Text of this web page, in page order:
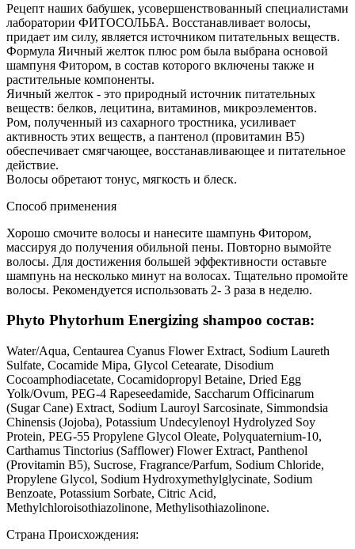
Рецепт наших бабушек, усовершенствованный специалистами
лаборатории ФИТОСОЛЬБА. Восстанавливает волосы,
придает им силу, является источником питательных веществ.
Формула Яичный желток плюс ром была выбрана основой
шампуня Фитором, в состав которого включены также и
растительные компоненты.
Яичный желток - это природный источник питательных
веществ: белков, лецитина, витаминов, микроэлементов.
Ром, полученный из сахарного тростника, усиливает
активность этих веществ, а пантенол (провитамин В5)
обеспечивает смягчающее, восстанавливающее и питательное
действие.
Волосы обретают тонус, мягкость и блеск.
Способ применения
Хорошо смочите волосы и нанесите шампунь Фитором,
массируя до получения обильной пены. Повторно вымойте
волосы. Для достижения большей эффективности оставьте
шампунь на несколько минут на волосах. Тщательно промойте
волосы. Рекомендуется использовать 2- 3 раза в неделю.
Phyto Phytorhum Energizing shampoo состав:
Water/Aqua, Centaurea Cyanus Flower Extract, Sodium Laureth
Sulfate, Cocamide Mipa, Glycol Cetearate, Disodium
Cocoamphodiacetate, Cocamidopropyl Betaine, Dried Egg
Yolk/Ovum, PEG-4 Rapeseedamide, Saccharum Officinarum
(Sugar Cane) Extract, Sodium Lauroyl Sarcosinate, Simmondsia
Chinensis (Jojoba), Potassium Undecylenoyl Hydrolyzed Soy
Protein, PEG-55 Propylene Glycol Oleate, Polyquaternium-10,
Carthamus Tinctorius (Safflower) Flower Extract, Panthenol
(Provitamin B5), Sucrose, Fragrance/Parfum, Sodium Chloride,
Propylene Glycol, Sodium Hydroxymethylglycinate, Sodium
Benzoate, Potassium Sorbate, Citric Аcid,
Methylchloroisothiazolinone, Methylisothiazolinone.
Страна Происхождения: